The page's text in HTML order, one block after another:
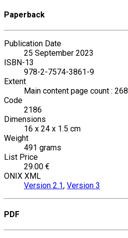
Paperback
Publication Date
25 September 2023
ISBN-13
978-2-7574-3861-9
Extent
Main content page count : 268
Code
2186
Dimensions
16 x 24 x 1.5 cm
Weight
491 grams
List Price
29.00 €
ONIX XML
Version 2.1, Version 3
PDF